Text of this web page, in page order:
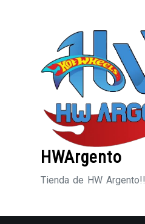
HWArgento
Tienda de HW Argento!!